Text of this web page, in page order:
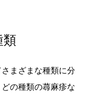
類
まざまな種類に分
の種類の蕁麻疹な